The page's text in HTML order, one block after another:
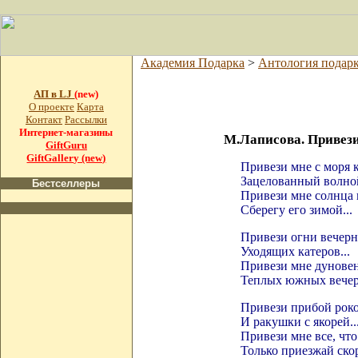
АП в LJ(new)
О проекте Карта
Контакт Рассылки
Интернет-магазины
GiftGuru
GiftGallery (new)
Бестселлеры
Академия Подарка > Антология
М.Лаписова.
Привези мне с моря
Зацелованный
Привези мне солнца
Сберегу его зимой...
Привези огни
Уходящих катеров...
Привези мне
Теплых южных
Привези прибой
И ракушки с
Привези мне все, что
Только приезжай